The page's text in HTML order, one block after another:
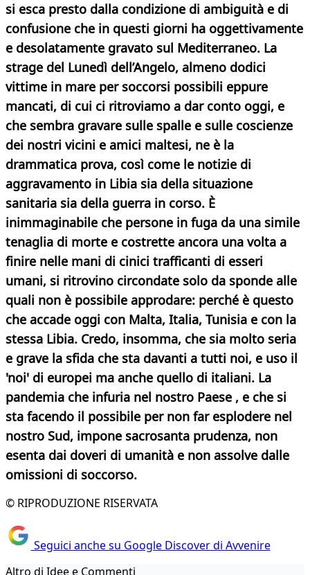
si esca presto dalla condizione di ambiguità e di
confusione che in questi giorni ha oggettivamente
e desolatamente gravato sul Mediterraneo. La
strage del Lunedì dell’Angelo, almeno dodici
vittime in mare per soccorsi possibili eppure
mancati, di cui ci ritroviamo a dar conto oggi, e
che sembra gravare sulle spalle e sulle coscienze
dei nostri vicini e amici maltesi, ne è la
drammatica prova, così come le notizie di
aggravamento in Libia sia della situazione
sanitaria sia della guerra in corso. È
inimmaginabile che persone in fuga da una simile
tenaglia di morte e costrette ancora una volta a
finire nelle mani di cinici trafficanti di esseri
umani, si ritrovino circondate solo da sponde alle
quali non è possibile approdare: perché è questo
che accade oggi con Malta, Italia, Tunisia e con la
stessa Libia. Credo, insomma, che sia molto seria
e grave la sfida che sta davanti a tutti noi, e uso il
'noi' di europei ma anche quello di italiani. La
pandemia che infuria nel nostro Paese , e che si
sta facendo il possibile per non far esplodere nel
nostro Sud, impone sacrosanta prudenza, non
esenta dai doveri di umanità e non assolve dalle
omissioni di soccorso.
© RIPRODUZIONE RISERVATA
Seguici anche su Google Discover di Avvenire
Altro di Idee e Commenti